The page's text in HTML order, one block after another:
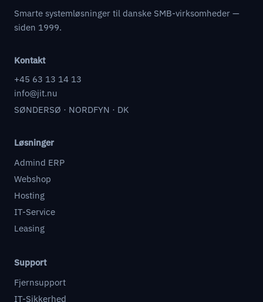
Smarte systemløsninger til danske SMB-virksomheder —
siden 1999.
Kontakt
+45 63 13 14 13
info@jit.nu
SØNDERSØ · NORDFYN · DK
Løsninger
Admind ERP
Webshop
Hosting
IT-Service
Leasing
Support
Fjernsupport
IT-Sikkerhed